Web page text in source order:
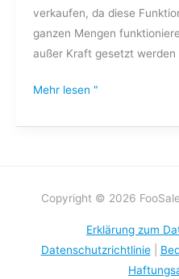
verkaufen, da diese
ganzen Mengen
außer Kraft gesetzt werden
Mehr lesen "
Copyright © 2026
Erklärung zum
Datenschutzrichtlinie|